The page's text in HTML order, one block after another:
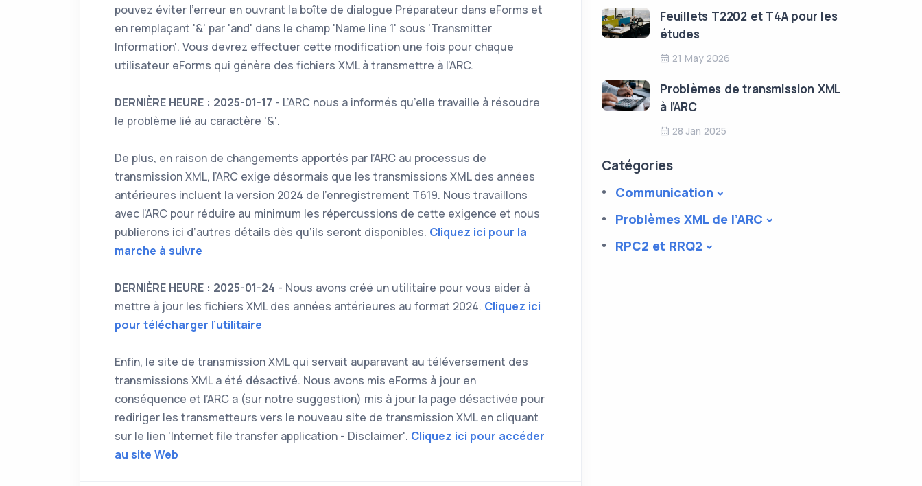
pouvez éviter l’erreur en ouvrant la boîte de dialogue Préparateur dans eForms et
en remplaçant '&' par 'and' dans le champ 'Name line 1' sous 'Transmitter
Information'. Vous devrez effectuer cette modification une fois pour chaque
utilisateur eForms qui génère des fichiers XML à transmettre à l’ARC.
DERNIÈRE HEURE : 2025-01-17 - L’ARC nous a informés qu’elle travaille à résoudre
le problème lié au caractère '&'.
De plus, en raison de changements apportés par l’ARC au processus de
transmission XML, l’ARC exige désormais que les transmissions XML des années
antérieures incluent la version 2024 de l’enregistrement T619. Nous travaillons
avec l’ARC pour réduire au minimum les répercussions de cette exigence et nous
publierons ici d’autres détails dès qu’ils seront disponibles. Cliquez ici pour la
marche à suivre
DERNIÈRE HEURE : 2025-01-24 - Nous avons créé un utilitaire pour vous aider à
mettre à jour les fichiers XML des années antérieures au format 2024. Cliquez ici
pour télécharger l’utilitaire
Enfin, le site de transmission XML qui servait auparavant au téléversement des
transmissions XML a été désactivé. Nous avons mis eForms à jour en
conséquence et l’ARC a (sur notre suggestion) mis à jour la page désactivée pour
rediriger les transmetteurs vers le nouveau site de transmission XML en cliquant
sur le lien 'Internet file transfer application - Disclaimer'. Cliquez ici pour accéder
au site Web
Feuillets T2202 et T4A pour les
études
21 May 2026
Problèmes de transmission XML
à l’ARC
28 Jan 2025
Catégories
Communication
Problèmes XML de l’ARC
RPC2 et RRQ2